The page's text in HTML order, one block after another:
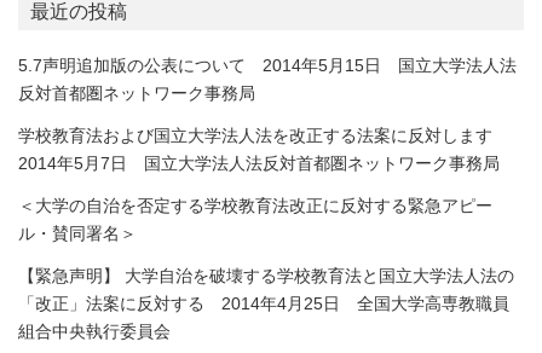
最近の投稿
5.7声明追加版の公表について 2014年5月15日 国立大学法人法
反対首都圏ネットワーク事務局
学校教育法および国立大学法人法を改正する法案に反対します
2014年5月7日 国立大学法人法反対首都圏ネットワーク事務局
＜大学の自治を否定する学校教育法改正に反対する緊急アピー
ル・賛同署名＞
【緊急声明】 大学自治を破壊する学校教育法と国立大学法人法の
「改正」法案に反対する 2014年4月25日 全国大学高専教職員
組合中央執行委員会